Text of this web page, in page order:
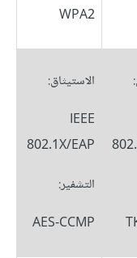
WPA2
الاستيثاق:
IEEE
802.1X/EAP
التشفير:
AES-CCMP